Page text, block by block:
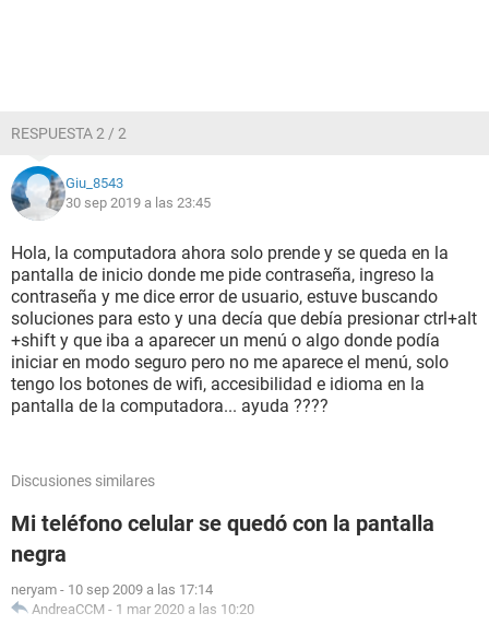
RESPUESTA 2 / 2
Giu_8543
30 sep 2019 a las 23:45
Hola, la computadora ahora solo prende y se queda en la
pantalla de inicio donde me pide contraseña, ingreso la
contraseña y me dice error de usuario, estuve buscando
soluciones para esto y una decía que debía presionar ctrl+alt
+shift y que iba a aparecer un menú o algo donde podía
iniciar en modo seguro pero no me aparece el menú, solo
tengo los botones de wifi, accesibilidad e idioma en la
pantalla de la computadora... ayuda ????
Discusiones similares
Mi teléfono celular se quedó con la pantalla
negra
neryam - 10 sep 2009 a las 17:14
AndreaCCM - 1 mar 2020 a las 10:20